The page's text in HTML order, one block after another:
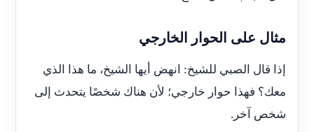
مثال على الحوار الخارجي
إذا قال الصبي للشيخ: انهض أيها الشيخ، ما هذا الذي
معك؟ فهذا حوار خارجي؛ لأن هناك شخصًا يتحدث إلى
شخص آخر.